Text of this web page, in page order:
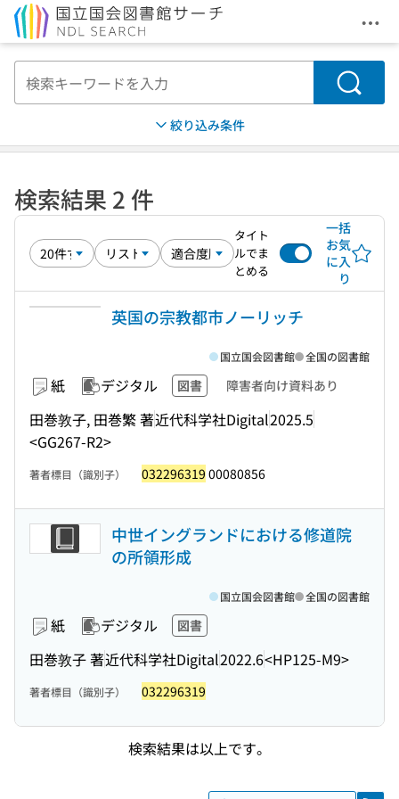
メ
検索
絞り込み条件
検索結果 2 件
タイト
ルでま
とめる
一括
お気
に入
り
英国の宗教都市ノーリッチ
紙 デジタル 図書 障害者向け資料あり
田巻敦子, 田巻繁 著近代科学社Digital2025.5
<GG267-R2>
国立国会図書館 全国の図書館
著者標目（識別子） 032296319 00080856
中世イングランドにおける修道院
の所領形成
紙 デジタル 図書
田巻敦子 著近代科学社Digital2022.6<HP125-M9>
国立国会図書館 全国の図書館
著者標目（識別子） 032296319
検索結果は以上です。